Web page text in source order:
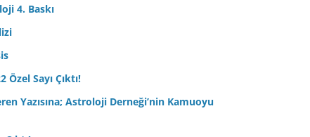
4. Baskı
Sayı Çıktı!
Yazısına; Astroloji Derneği’nin Kamuoyu